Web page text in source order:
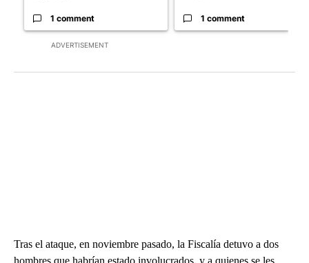
ADVERTISEMENT
1 comment 1 comment
Tras el ataque, en noviembre pasado, la Fiscalía detuvo a dos
hombres que habrían estado involucrados, y a quienes se les